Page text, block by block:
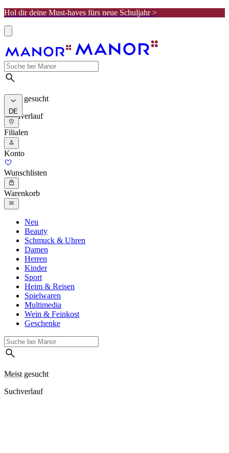
Hol dir deine Must-haves fürs neue Schuljahr >
Meist gesucht
Suchverlauf
DE
Filialen
Konto
Wunschlisten
Warenkorb
Neu
Beauty
Schmuck & Uhren
Damen
Herren
Kinder
Sport
Heim & Reisen
Spielwaren
Multimedia
Wein & Feinkost
Geschenke
Meist gesucht
Suchverlauf